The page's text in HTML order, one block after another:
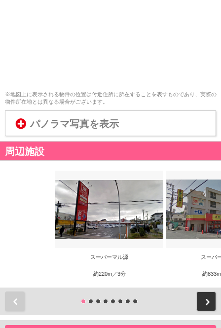
※地図上に表示される物件の位置は付近住所に所在することを表すものであり、実際の
物件所在地とは異なる場合がございます。
パノラマ写真を表示
周辺施設
スーパーマル源
約220m／3分
スーパ
約